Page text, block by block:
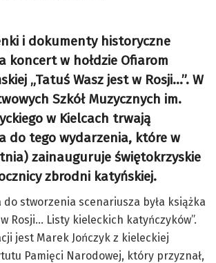
i dokumenty historyczne
koncert w hołdzie Ofiarom
„Tatuś Wasz jest w Rosji…”. W
Szkół Muzycznych im.
w Kielcach trwają
do tego wydarzenia, które w
zainauguruje świętokrzyskie
zbrodni katyńskiej.
do stworzenia scenariusza była książka
w Rosji… Listy kieleckich katyńczyków”.
jest Marek Jończyk z kieleckiej
Pamięci Narodowej, który przyznał,